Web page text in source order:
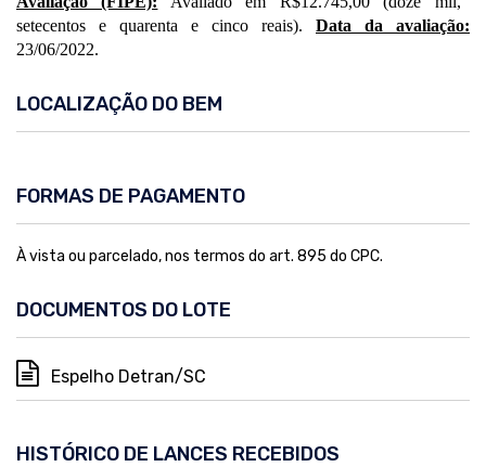
setecentos e quarenta e cinco reais). Data da avaliação:
23/06/2022.
LOCALIZAÇÃO DO BEM
FORMAS DE PAGAMENTO
À vista ou parcelado, nos termos do art. 895 do CPC.
DOCUMENTOS DO LOTE
Espelho Detran/SC
HISTÓRICO DE LANCES RECEBIDOS